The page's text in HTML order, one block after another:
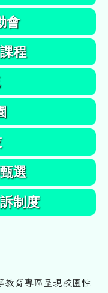
會
程
選
制度
教育專區呈現校園性